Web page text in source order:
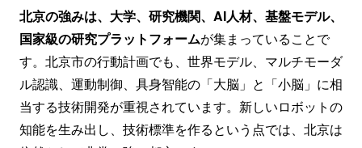
北京の強みは、大学、研究機関、AI人材、基盤モデル、
国家級の研究プラットフォームが集まっていることで
す。北京市の行動計画でも、世界モデル、マルチモーダ
ル認識、運動制御、具身智能の「大脳」と「小脳」に相
当する技術開発が重視されています。新しいロボットの
知能を生み出し、技術標準を作るという点では、北京は